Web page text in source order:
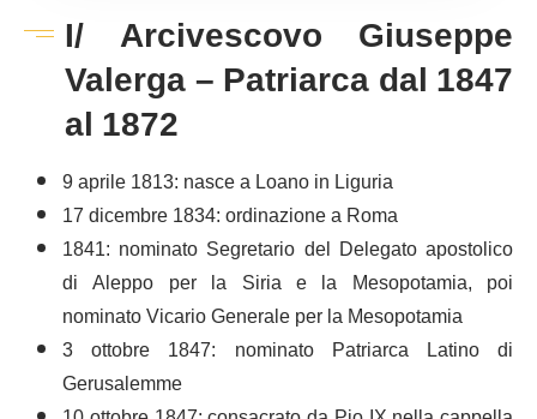
I/ Arcivescovo Giuseppe
Valerga – Patriarca dal 1847
al 1872
9 aprile 1813: nasce a Loano in Liguria
17 dicembre 1834: ordinazione a Roma
1841: nominato Segretario del Delegato apostolico
di Aleppo per la Siria e la Mesopotamia, poi
nominato Vicario Generale per la Mesopotamia
3 ottobre 1847: nominato Patriarca Latino di
Gerusalemme